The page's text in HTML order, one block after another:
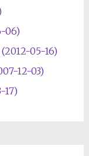
06)
05-16)
12-03)
17)